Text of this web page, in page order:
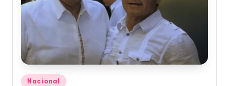
Publicado
Nacional